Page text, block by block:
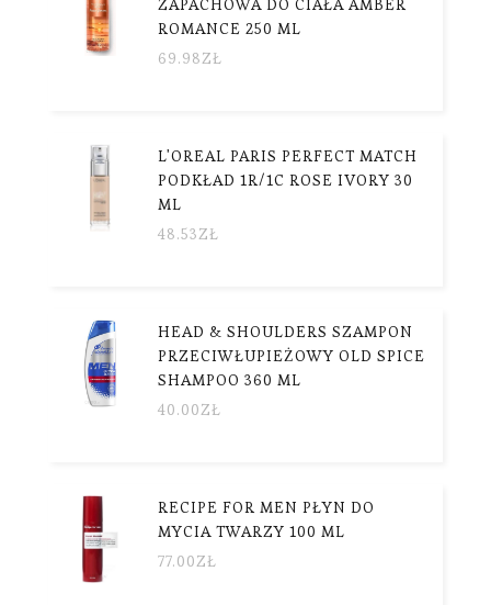
ZAPACHOWA DO CIAŁA AMBER
ROMANCE 250 ML
69.98ZŁ
L'OREAL PARIS PERFECT MATCH
PODKŁAD 1R/1C ROSE IVORY 30
ML
48.53ZŁ
HEAD & SHOULDERS SZAMPON
PRZECIWŁUPIEŻOWY OLD SPICE
SHAMPOO 360 ML
40.00ZŁ
RECIPE FOR MEN PŁYN DO
MYCIA TWARZY 100 ML
77.00ZŁ